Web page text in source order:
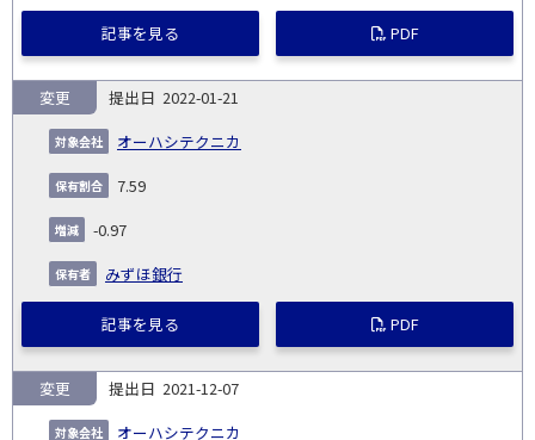
記事を見る PDF
2022-01-21
オーハシテクニカ
変更
7.59
-0.97
みずほ銀行
記事を見る PDF
2021-12-07
オーハシテクニカ
変更